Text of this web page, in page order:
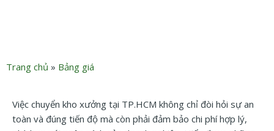
Trang chủ » Bảng giá
Việc chuyển kho xưởng tại TP.HCM không chỉ đòi hỏi sự an
toàn và đúng tiến độ mà còn phải đảm bảo chi phí hợp lý,